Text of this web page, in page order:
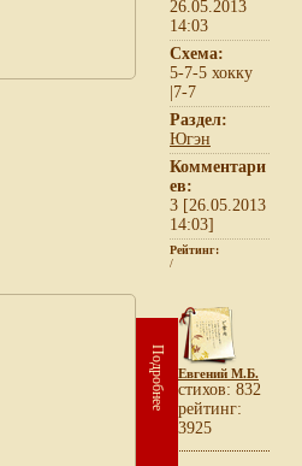
26.05.2013
14:03
Схема:
5-7-5 хокку
|7-7
Раздел:
Югэн
Комментари
ев:
3 [26.05.2013
14:03]
Рейтинг:
/
Подробнее Евгений М.Б.
cтихов: 832
рейтинг:
3925